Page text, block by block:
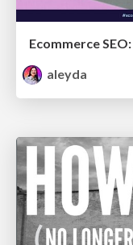
aleyda